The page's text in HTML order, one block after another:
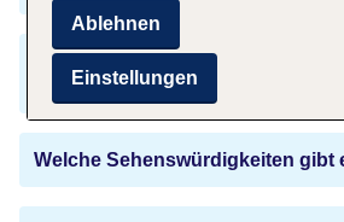
Was sollte ich in Malaga
verpassen?
Welche Sehenswürdigkeiten gibt
Ablehnen
Einstellungen